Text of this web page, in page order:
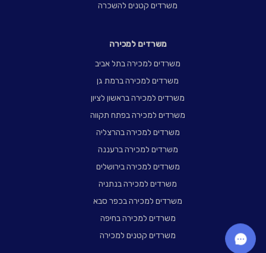
משרדים קטנים להשכרה
משרדים למכירה
משרדים למכירה בתל אביב
משרדים למכירה ברמת גן
משרדים למכירה בראשון לציון
משרדים למכירה בפתח תקווה
משרדים למכירה בהרצליה
משרדים למכירה ברעננה
משרדים למכירה בירושלים
משרדים למכירה בנתניה
משרדים למכירה בכפר סבא
משרדים למכירה בחיפה
משרדים קטנים למכירה